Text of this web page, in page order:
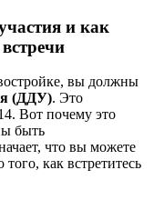
и как
вы должны
(ДДУ). Это
Вот почему это
быть
что вы можете
как встретитесь